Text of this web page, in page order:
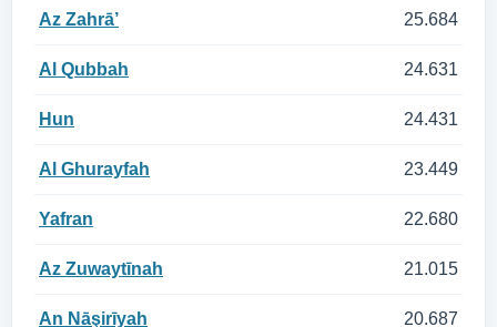
Az Zahrā’ 25.684
Al Qubbah 24.631
Hun 24.431
Al Ghurayfah 23.449
Yafran 22.680
Az Zuwaytīnah 21.015
An Nāşirīyah 20.687